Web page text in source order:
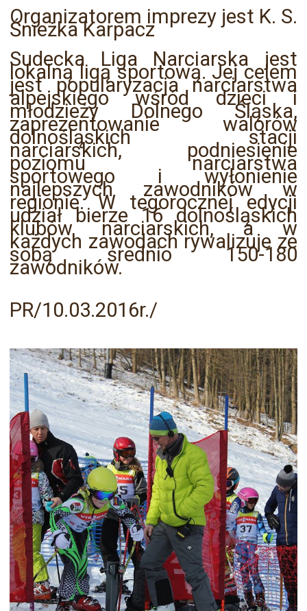
Organizatorem imprezy jest K. S.
Śnieżka Karpacz
Sudecka Liga Narciarska jest
lokalną ligą sportową. Jej celem
jest popularyzacja narciarstwa
alpejskiego wśród dzieci i
młodzieży Dolnego Śląska,
zaprezentowanie walorów
dolnośląskich stacji
narciarskich, podniesienie
poziomu narciarstwa
sportowego i wyłonienie
najlepszych zawodników w
regionie. W tegorocznej edycji
udział bierze 16 dolnośląskich
klubów narciarskich, a w
każdych zawodach rywalizuje ze
sobą średnio 150-180
zawodników.
PR/10.03.2016r./